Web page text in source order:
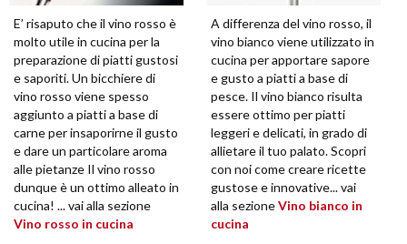
E’ risaputo che il vino rosso è
molto utile in cucina per la
preparazione di piatti gustosi
e saporiti. Un bicchiere di
vino rosso viene spesso
aggiunto a piatti a base di
carne per insaporirne il gusto
e dare un particolare aroma
alle pietanze Il vino rosso
dunque è un ottimo alleato in
cucina! ... vai alla sezione
Vino rosso in cucina
A differenza del vino rosso, il
vino bianco viene utilizzato in
cucina per apportare sapore
e gusto a piatti a base di
pesce. Il vino bianco risulta
essere ottimo per piatti
leggeri e delicati, in grado di
allietare il tuo palato. Scopri
con noi come creare ricette
gustose e innovative... vai
alla sezioneVino bianco in
cucina